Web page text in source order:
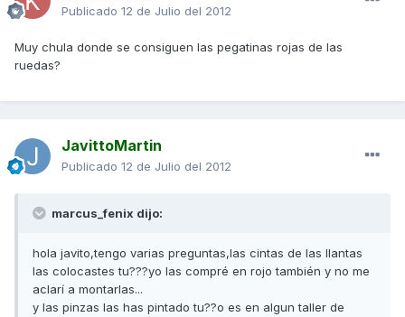
Publicado 12 de Julio del 2012
Muy chula donde se consiguen las pegatinas rojas de las
ruedas?
JavittoMartin
Publicado 12 de Julio del 2012
marcus_fenix dijo:
hola javito,tengo varias preguntas,las cintas de las llantas
las colocastes tu???yo las compré en rojo también y no me
aclarí a montarlas...
y las pinzas las has pintado tu??o es en algun taller de